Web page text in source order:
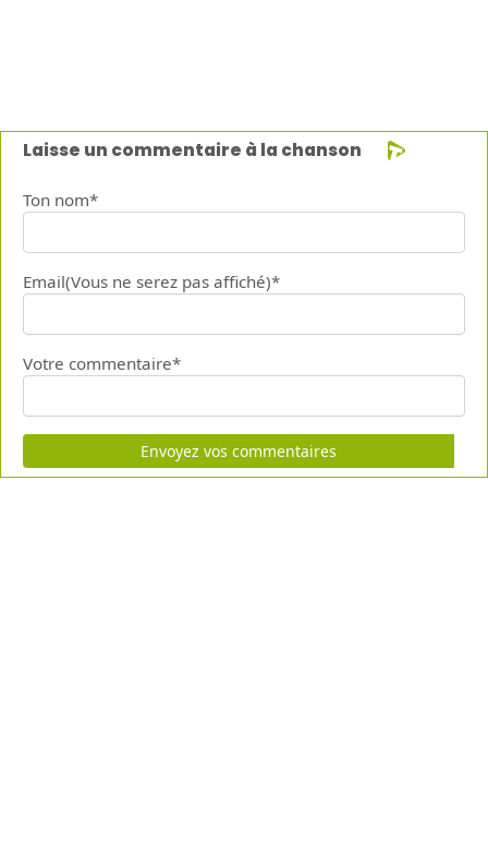
Laisse un commentaire à la chanson
Ton nom*
Email(Vous ne serez pas affiché)*
Votre commentaire*
Envoyez vos commentaires